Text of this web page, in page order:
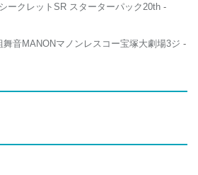
ークレットSR スターターパック20th -
音MANONマノンレスコー宝塚大劇場3ジ -